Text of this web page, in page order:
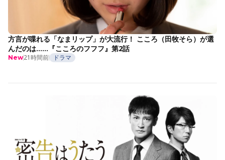
方言が喋れる「なまリップ」が大流行！ こころ（田牧そら）が選
んだのは……『こころのフフフ』第2話
New21時間前 ドラマ